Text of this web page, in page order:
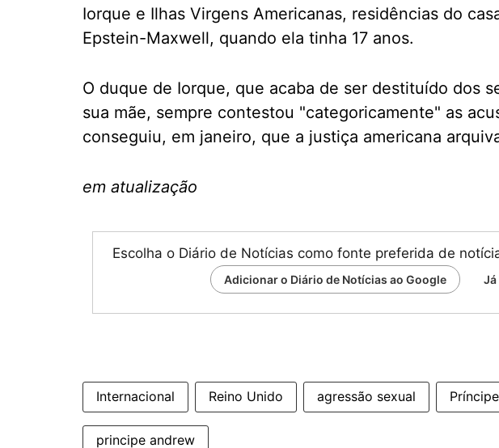
Iorque e Ilhas Virgens Americanas, residências do
Epstein-Maxwell, quando ela tinha 17 anos.
O duque de Iorque, que acaba de ser destituído dos
sua mãe, sempre contestou "categoricamente" as
conseguiu, em janeiro, que a justiça americana
em atualização
Escolha o Diário de Notícias como fonte preferida de
Adicionar o Diário de Notícias ao Google
Internacional Reino Unido agressão sexual
principe andrew